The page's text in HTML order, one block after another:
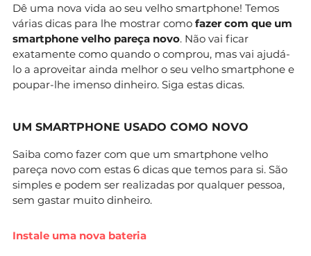
Dê uma nova vida ao seu velho smartphone! Temos
várias dicas para lhe mostrar como fazer com que um
smartphone velho pareça novo. Não vai ficar
exatamente como quando o comprou, mas vai ajudá-
lo a aproveitar ainda melhor o seu velho smartphone e
poupar-lhe imenso dinheiro. Siga estas dicas.
UM SMARTPHONE USADO COMO NOVO
Saiba como fazer com que um smartphone velho
pareça novo com estas 6 dicas que temos para si. São
simples e podem ser realizadas por qualquer pessoa,
sem gastar muito dinheiro.
Instale uma nova bateria